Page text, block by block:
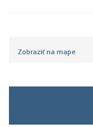
Zobraziť na mape